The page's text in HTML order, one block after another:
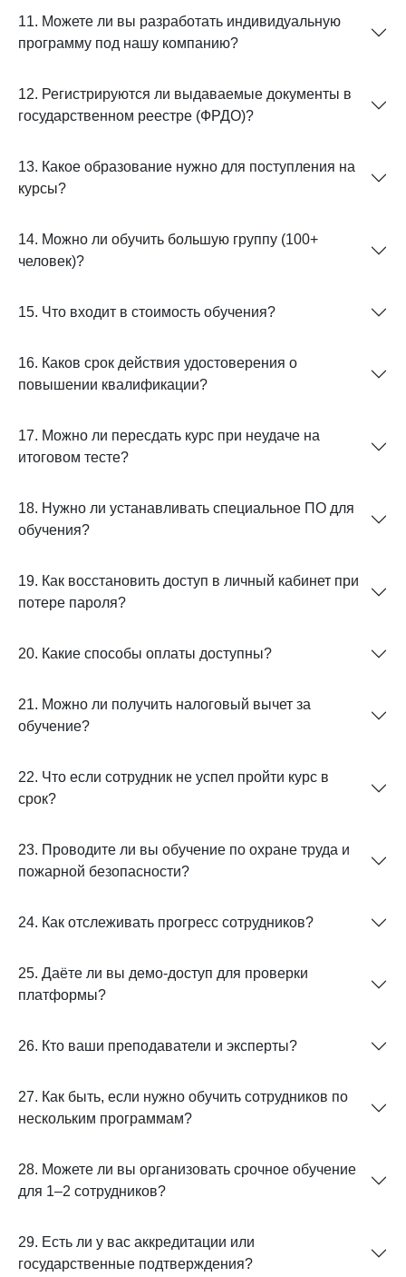
11. Можете ли вы разработать индивидуальную
программу под нашу компанию?
12. Регистрируются ли выдаваемые документы в
государственном реестре (ФРДО)?
13. Какое образование нужно для поступления на
курсы?
14. Можно ли обучить большую группу (100+
человек)?
15. Что входит в стоимость обучения?
16. Каков срок действия удостоверения о
повышении квалификации?
17. Можно ли пересдать курс при неудаче на
итоговом тесте?
18. Нужно ли устанавливать специальное ПО для
обучения?
19. Как восстановить доступ в личный кабинет при
потере пароля?
20. Какие способы оплаты доступны?
21. Можно ли получить налоговый вычет за
обучение?
22. Что если сотрудник не успел пройти курс в
срок?
23. Проводите ли вы обучение по охране труда и
пожарной безопасности?
24. Как отслеживать прогресс сотрудников?
25. Даёте ли вы демо-доступ для проверки
платформы?
26. Кто ваши преподаватели и эксперты?
27. Как быть, если нужно обучить сотрудников по
нескольким программам?
28. Можете ли вы организовать срочное обучение
для 1–2 сотрудников?
29. Есть ли у вас аккредитации или
государственные подтверждения?